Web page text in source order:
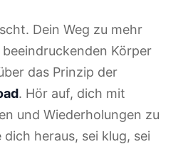
Dein Weg zu mehr
Körper
das Prinzip der
. Hör auf, dich mit
und Wiederholungen zu
heraus, sei klug, sei